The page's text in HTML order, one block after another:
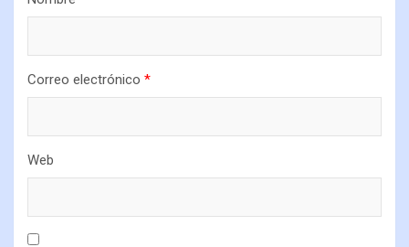
Correo electrónico *
Web